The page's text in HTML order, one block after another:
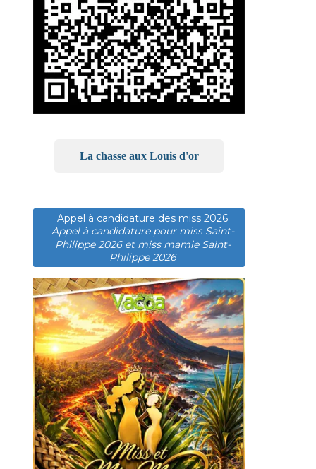
La chasse aux Louis d'or
Appel à candidature des miss 2026
Appel à candidature pour miss Saint-
Philippe 2026 et miss mamie Saint-
Philippe 2026